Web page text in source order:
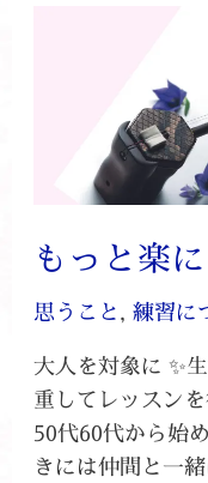
もっと楽に
思うこと, 練習に
大人を対象に ✨
重してレッスン
50代60代から始
きには仲間と一